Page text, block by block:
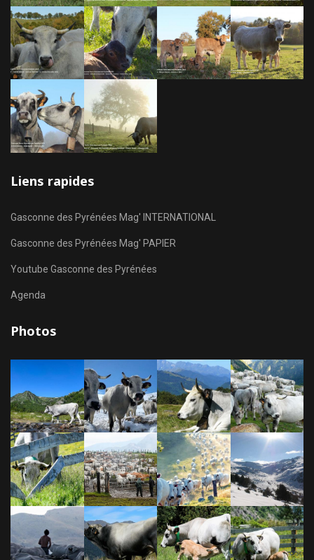
Liens rapides
Gasconne des Pyrénées Mag' INTERNATIONAL
Gasconne des Pyrénées Mag' PAPIER
Youtube Gasconne des Pyrénées
Agenda
Photos